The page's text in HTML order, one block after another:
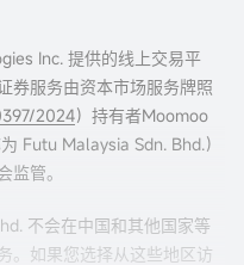
Inc. 提供的线上交易平
券服务由资本市场服务牌照
2024）持有者Moomoo
Futu Malaysia Sdn. Bhd.）
管。
不会在中国和其他国家等
。如果您选择从这些地区访